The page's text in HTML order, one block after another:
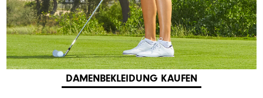
DAMENBEKLEIDUNG KAUFEN